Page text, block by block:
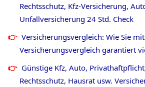
Rechtsschutz, Kfz-Versicherung,
Unfallversicherung 24 Std. Check
Versicherungsvergleich: Wie Sie
Versicherungsvergleich garantiert
Günstige Kfz, Auto,
Rechtsschutz, Hausrat usw.